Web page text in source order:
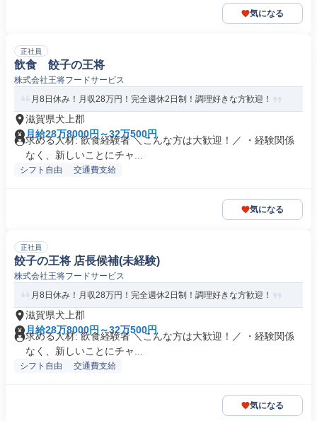
気になる
正社員
飲食 餃子の王将
株式会社王将フードサービス
月8日休み！月収28万円！完全週休2日制！調理好きな方歓迎！
滋賀県犬上郡
月給28万8000円～32万500円
求める人材: 飲食経験者 ＼こんな方は大歓迎！／ ・経験関係
なく、新しいことにチャ...
シフト自由 交通費支給
気になる
正社員
餃子の王将 店長候補(未経験)
株式会社王将フードサービス
月8日休み！月収28万円！完全週休2日制！調理好きな方歓迎！
滋賀県犬上郡
月給28万8000円～32万500円
求める人材: 飲食経験者 ＼こんな方は大歓迎！／ ・経験関係
なく、新しいことにチャ...
シフト自由 交通費支給
気になる